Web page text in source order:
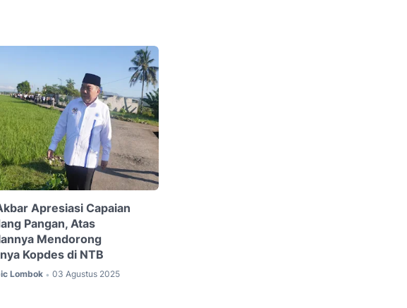
Apresiasi Capaian
Pangan, Atas
Mendorong
Kopdes di NTB
Lombok • 03 Agustus 2025